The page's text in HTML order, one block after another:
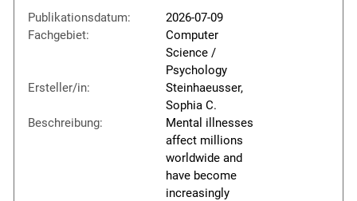
Publikationsdatum:
2026-07-09
Fachgebiet:
Computer
Science /
Psychology
Ersteller/in:
Steinhaeusser,
Sophia C.
Beschreibung:
Mental illnesses
affect millions
worldwide and
have become
increasingly